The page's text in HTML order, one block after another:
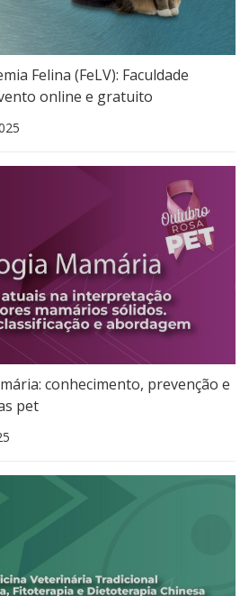
Felina (FeLV): Faculdade
online e gratuito
conhecimento, prevenção e
pet